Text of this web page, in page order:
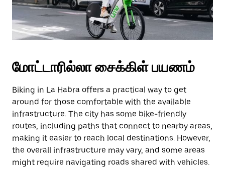
மோட்டாரில்லா சைக்கிள் பயணம்
Biking in La Habra offers a practical way to get
around for those comfortable with the available
infrastructure. The city has some bike-friendly
routes, including paths that connect to nearby areas,
making it easier to reach local destinations. However,
the overall infrastructure may vary, and some areas
might require navigating roads shared with vehicles.